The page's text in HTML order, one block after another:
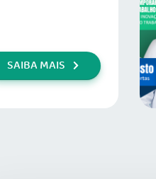
SAIBA MAIS